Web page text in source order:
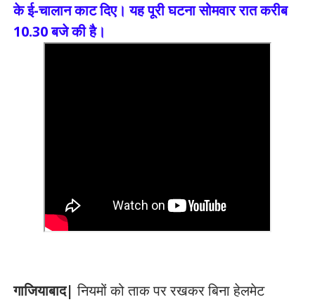
के ई-चालान काट दिए। यह पूरी घटना सोमवार रात करीब
10.30 बजे की है।
गाजियाबाद| नियमों को ताक पर रखकर बिना हेलमेट